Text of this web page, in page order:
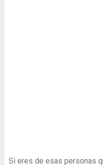
Si eres de esas personas